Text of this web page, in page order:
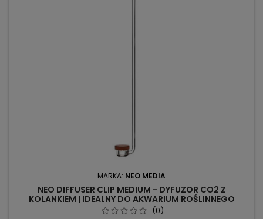
MARKA: NEO MEDIA
NEO DIFFUSER CLIP MEDIUM - DYFUZOR CO2 Z
KOLANKIEM | IDEALNY DO AKWARIUM ROŚLINNEGO
(0)